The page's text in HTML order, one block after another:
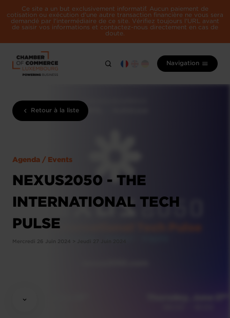
Ce site a un but exclusivement informatif. Aucun paiement de
cotisation ou exécution d'une autre transaction financière ne vous sera
demandé par l'intermédiaire de ce site. Vérifiez toujours l'URL avant
de saisir vos informations et contactez-nous directement en cas de
doute.
Navigation
Retour à la liste
Agenda / Events
NEXUS2050 - THE
INTERNATIONAL TECH
PULSE
Mercredi 26 Juin 2024 > Jeudi 27 Juin 2024